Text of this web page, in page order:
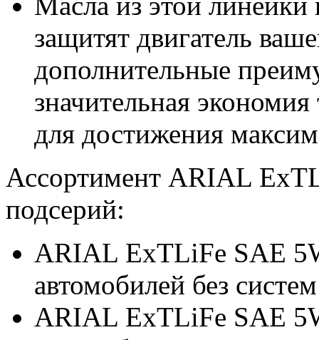
защитят двигатель
дополнительные
значительная
для достижения
Ассортимент ARIAL
подсерий:
ARIAL ExTLiFe SAE
автомобилей без
ARIAL ExTLiFe SAE